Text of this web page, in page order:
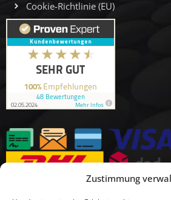
Zustimmung
Cookie-Richtlinie (EU)